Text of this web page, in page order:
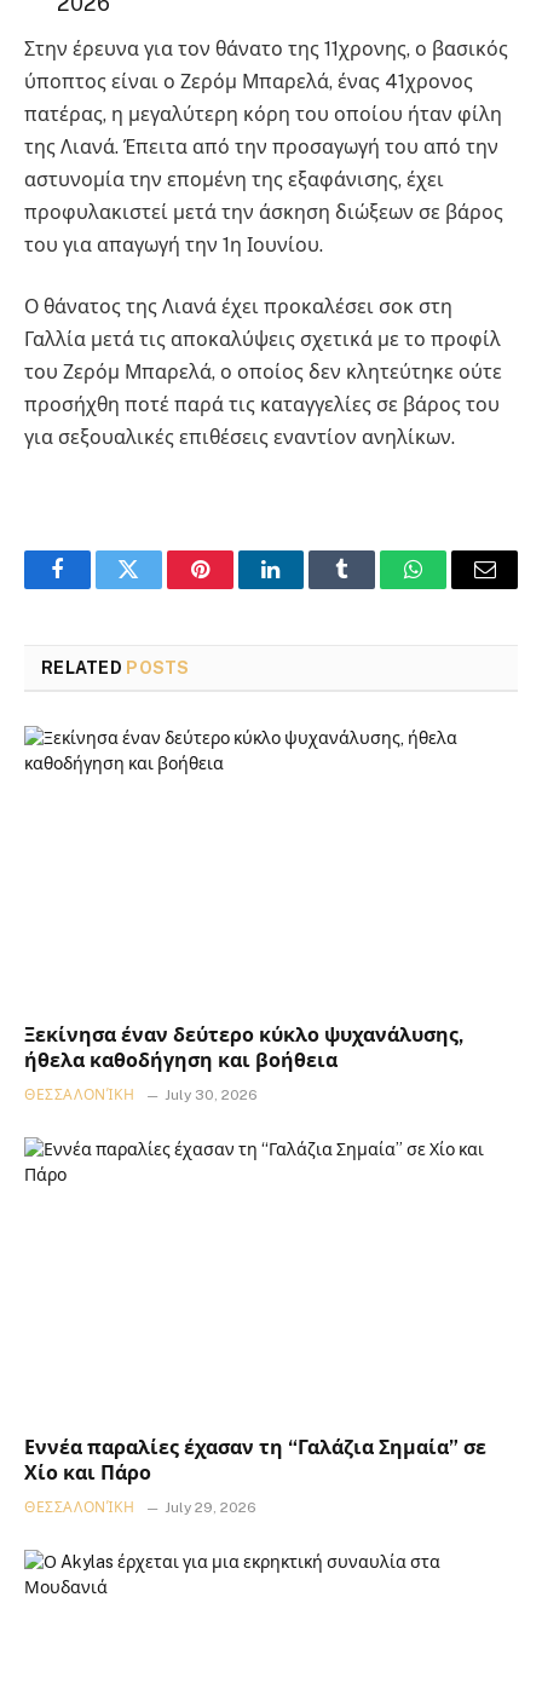
Στην έρευνα για τον θάνατο της 11χρονης, ο βασικός
ύποπτος είναι ο Ζερόμ Μπαρελά, ένας 41χρονος
πατέρας, η μεγαλύτερη κόρη του οποίου ήταν φίλη
της Λιανά. Έπειτα από την προσαγωγή του από την
αστυνομία την επομένη της εξαφάνισης, έχει
προφυλακιστεί μετά την άσκηση διώξεων σε βάρος
του για απαγωγή την 1η Ιουνίου.
Ο θάνατος της Λιανά έχει προκαλέσει σοκ στη
Γαλλία μετά τις αποκαλύψεις σχετικά με το προφίλ
του Ζερόμ Μπαρελά, ο οποίος δεν κλητεύτηκε ούτε
προσήχθη ποτέ παρά τις καταγγελίες σε βάρος του
για σεξουαλικές επιθέσεις εναντίον ανηλίκων.
FacebookTwitter PinterestLinkedInTumblr WhatsAppEmail
RELATED POSTS
Ξεκίνησα έναν δεύτερο κύκλο ψυχανάλυσης,
ήθελα καθοδήγηση και βοήθεια
ΘΕΣΣΑΛΟΝΊΚΗ July 30, 2026
Εννέα παραλίες έχασαν τη “Γαλάζια Σημαία” σε
Χίο και Πάρο
ΘΕΣΣΑΛΟΝΊΚΗ July 29, 2026